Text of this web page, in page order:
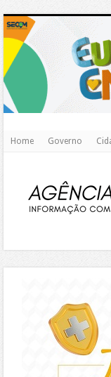
Home Governo